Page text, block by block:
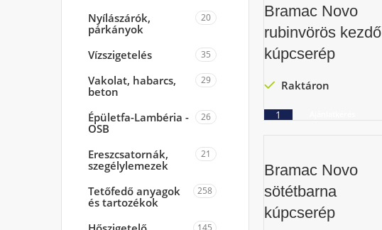
Nyílászárók,
párkányok
20
Vízszigetelés 35
Vakolat, habarcs,
beton
29
Épületfa-Lambéria -
OSB
26
Ereszcsatornák,
szegélylemezek
21
Tetőfedő anyagok
és tartozékok
258
145
Bramac Novo
rubinvörös kezdő
kúpcserép
Raktáron
Bramac Novo
sötétbarna
kúpcserép